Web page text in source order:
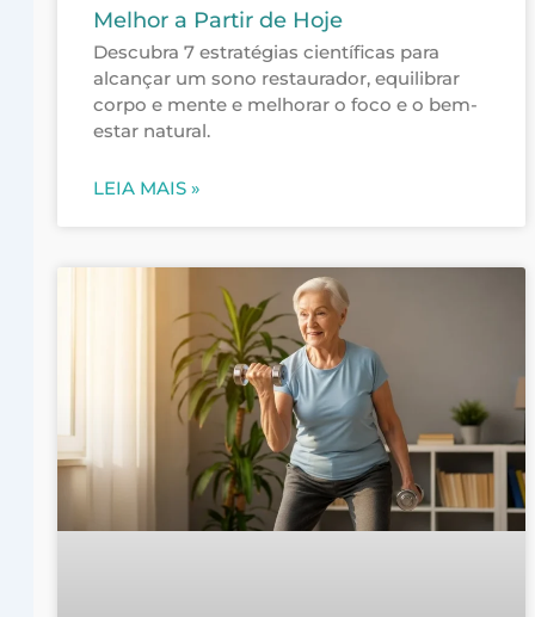
Melhor a Partir de Hoje
Descubra 7 estratégias científicas para
alcançar um sono restaurador, equilibrar
corpo e mente e melhorar o foco e o bem-
estar natural.
LEIA MAIS »